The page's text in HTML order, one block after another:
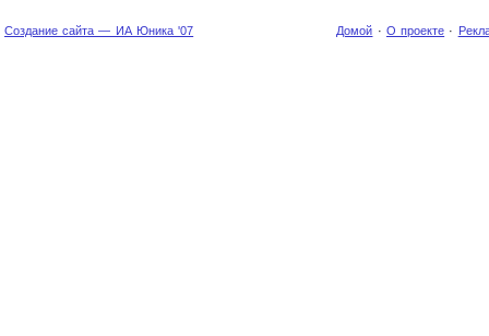
Создание сайта — ИА Юника '07 Домой · О проекте ·